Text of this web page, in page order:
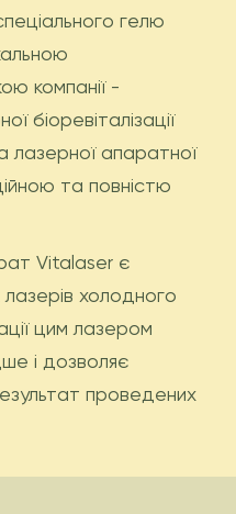
гелю
компанії -
біоревіталізації
апаратної
та повністю
Vitalaser є
лазерів холодного
цим лазером
і дозволяє
проведених